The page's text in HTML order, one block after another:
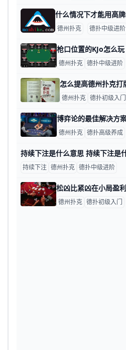
德州扑克 德扑中级进阶
德州扑克 德扑中级进阶
德州扑克 德扑初级入门
德州扑克 德扑高级养成
持续下注 德州扑克 德扑中级进阶
德州扑克 德扑初级入门